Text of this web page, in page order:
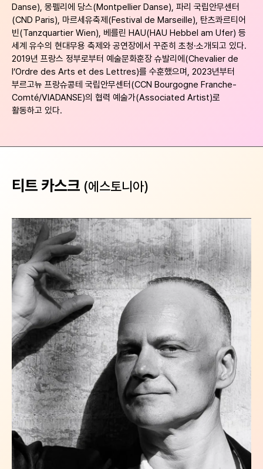
Danse), 몽펠리에 당스(Montpellier Danse), 파리 국립안무센터
(CND Paris), 마르세유축제(Festival de Marseille), 탄츠콰르티어
빈(Tanzquartier Wien), 베를린 HAU(HAU Hebbel am Ufer) 등
세계 유수의 현대무용 축제와 공연장에서 꾸준히 초청·소개되고 있다.
2019년 프랑스 정부로부터 예술문화훈장 슈발리에(Chevalier de
l’Ordre des Arts et des Lettres)를 수훈했으며, 2023년부터
부르고뉴 프랑슈콩테 국립안무센터(CCN Bourgogne Franche-
Comté/VIADANSE)의 협력 예술가(Associated Artist)로
활동하고 있다.
티트 카스크 (에스토니아)